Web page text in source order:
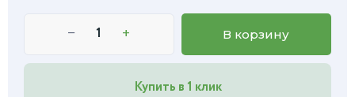
− + В корзину
Купить в 1 клик